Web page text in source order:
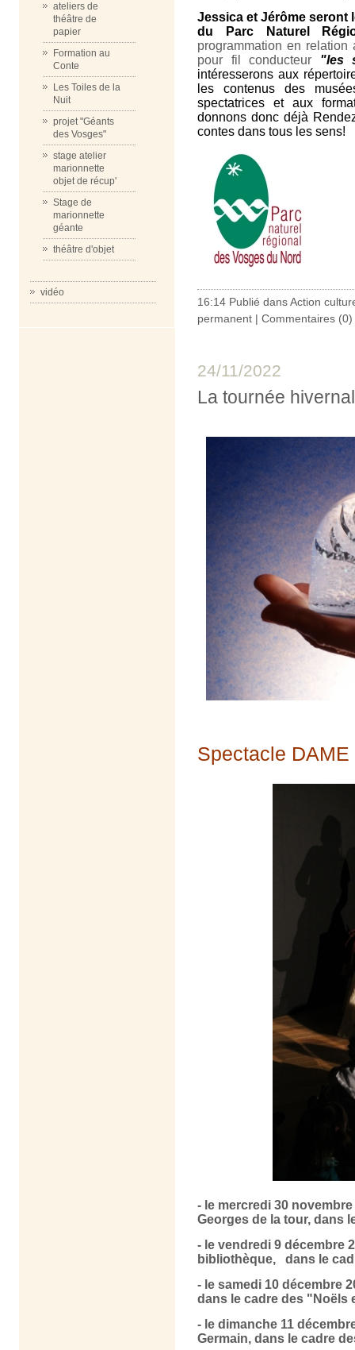
ateliers de
théâtre de
papier
Formation au
Conte
Les Toiles de la
Nuit
projet "Géants
des Vosges"
stage atelier
marionnette
objet de récup'
Stage de
marionnette
géante
théâtre d'objet
vidéo
Jessica et Jérôme seront
du Parc Naturel
programmation en
pour fil conducteur "les
intéresserons aux
les contenus des
spectatrices et aux
donnons donc déjà
contes dans tous les sens!
16:14 Publié dansAction
permanent | Commentaires (0)
24/11/2022
La tournée
Spectacle
- le mercredi 30
Georges de la tour, dans
- le vendredi 9 décembre
bibliothèque, dans le
- le samedi 10 décembre
dans le cadre des "Noëls
- le dimanche 11
Germain, dans le cadre